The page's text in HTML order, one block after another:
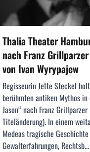
Thalia Theater
nach Franz
von Ivan Wyrypajew
Regisseurin Jette Steckel
berühmten antiken Mythos
Jason“ nach Franz
Titeländerung). In einem
Medeas tragische
Gewalterfahrungen, Rechtsb...